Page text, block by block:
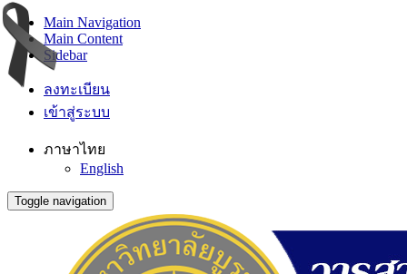
Main Navigation
Main Content
Sidebar
ลงทะเบียน
เข้าสู่ระบบ
ภาษาไทย
English
Toggle navigation